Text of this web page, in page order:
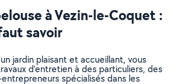
à Vezin-le-Coquet :
savoir
jardin plaisant et accueillant, vous
d’entretien à des particuliers, des
spécialisés dans les